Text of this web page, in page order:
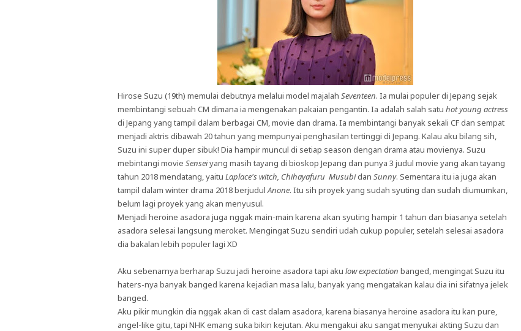
Hirose Suzu (19th) memulai debutnya melalui model majalah Seventeen. Ia mulai populer di Jepang sejak
membintangi sebuah CM dimana ia mengenakan pakaian pengantin. Ia adalah salah satu hotyoung actress
di Jepang yang tampil dalam berbagai CM, movie dan drama. Ia membintangi banyak sekali CF dan sempat
menjadi aktris dibawah 20 tahun yang mempunyai penghasilan tertinggi di Jepang. Kalau aku bilang sih,
Suzu ini super duper sibuk! Dia hampir muncul di setiap season dengan drama atau movienya. Suzu
mebintangi movie Senseiyang masih tayang di bioskop Jepang dan punya 3 judul movie yang akan tayang
tahun 2018 mendatang, yaitu Laplace's witch, Chihayafuru Musubidan Sunny. Sementara itu ia juga akan
tampil dalam winter drama 2018 berjudulAnone. Itu sih proyek yang sudah syuting dan sudah diumumkan,
belum lagi proyek yang akan menyusul.
Menjadi heroine asadora juga nggak main-main karena akan syuting hampir 1 tahun dan biasanya setelah
asadora selesai langsung meroket. Mengingat Suzu sendiri udah cukup populer, setelah selesai asadora
dia bakalan lebih populer lagi XD
Aku sebenarnya berharap Suzu jadi heroine asadora tapi aku low expectation banged, mengingat Suzu itu
haters-nya banyak banged karena kejadian masa lalu, banyak yang mengatakan kalau dia ini sifatnya jelek
banged.
Aku pikir mungkin dia nggak akan di cast dalam asadora, karena biasanya heroine asadora itu kan pure,
angel-like gitu, tapi NHK emang suka bikin kejutan. Aku mengakui aku sangat menyukai akting Suzu dan